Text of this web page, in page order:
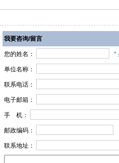
我要咨询/留言
您的姓名： *
单位名称：
联系电话：
电子邮箱：
手 机：
邮政编码：
联系地址：